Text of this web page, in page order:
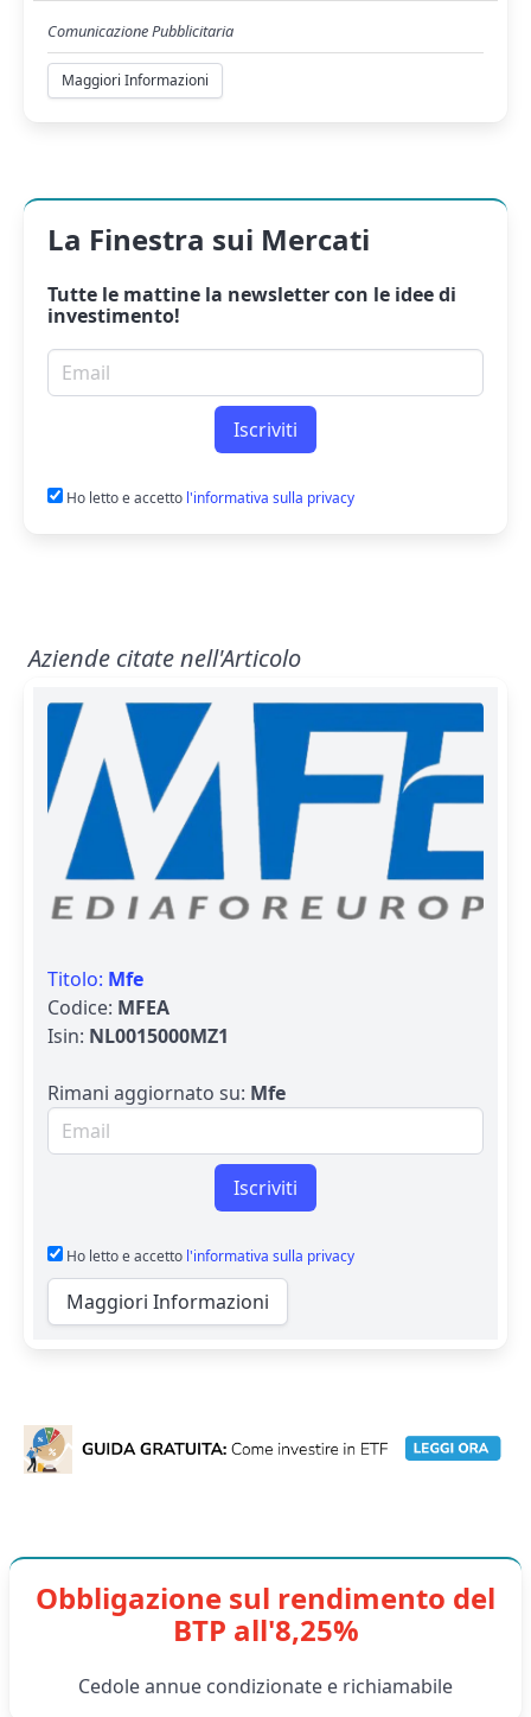
Comunicazione Pubblicitaria
Maggiori Informazioni
La Finestra sui Mercati
Tutte le mattine la newslettercon le idee di
investimento!
Email per newsletter
Iscriviti
Ho letto e accetto l'informativa sulla privacy
Aziende citate nell'Articolo
Titolo: Mfe
Codice: MFEA
Isin: NL0015000MZ1
Rimani aggiornato su: Mfe
Email per newsletter
Iscriviti
Ho letto e accetto l'informativa sulla privacy
Maggiori Informazioni
Obbligazione sul rendimento del
BTP all'8,25%
Cedole annue condizionate e richiamabile